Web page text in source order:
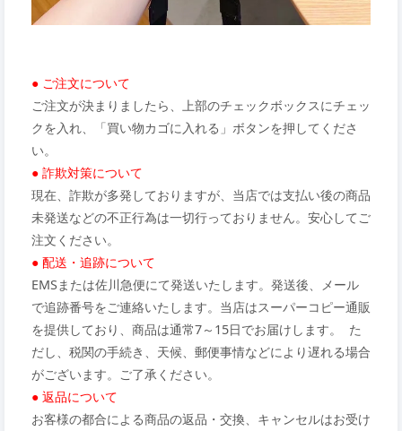
● ご注文について
ご注文が決まりましたら、上部のチェックボックスにチェッ
クを入れ、「買い物カゴに入れる」ボタンを押してくださ
い。
● 詐欺対策について
現在、詐欺が多発しておりますが、当店では支払い後の商品
未発送などの不正行為は一切行っておりません。安心してご
注文ください。
● 配送・追跡について
EMSまたは佐川急便にて発送いたします。発送後、メール
で追跡番号をご連絡いたします。当店はスーパーコピー通販
を提供しており、商品は通常7～15日でお届けします。 た
だし、税関の手続き、天候、郵便事情などにより遅れる場合
がございます。ご了承ください。
● 返品について
お客様の都合による商品の返品・交換、キャンセルはお受け